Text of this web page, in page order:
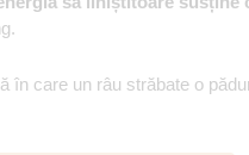
în care un râu străbate o